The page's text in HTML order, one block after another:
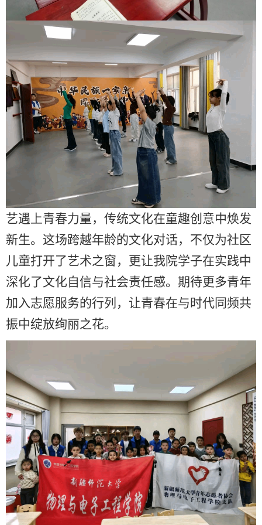
艺遇上青春力量，传统文化在童趣创意中焕发
新生。这场跨越年龄的文化对话，不仅为社区
儿童打开了艺术之窗，更让我院学子在实践中
深化了文化自信与社会责任感。期待更多青年
加入志愿服务的行列，让青春在与时代同频共
振中绽放绚丽之花。